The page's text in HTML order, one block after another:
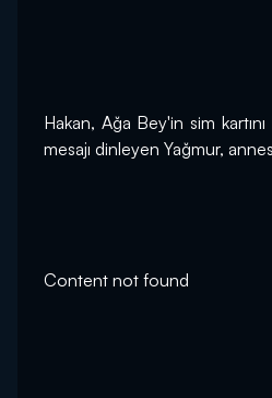
Hakan, Ağa Bey'in sim
mesajı dinleyen Yağmur,
Content not found